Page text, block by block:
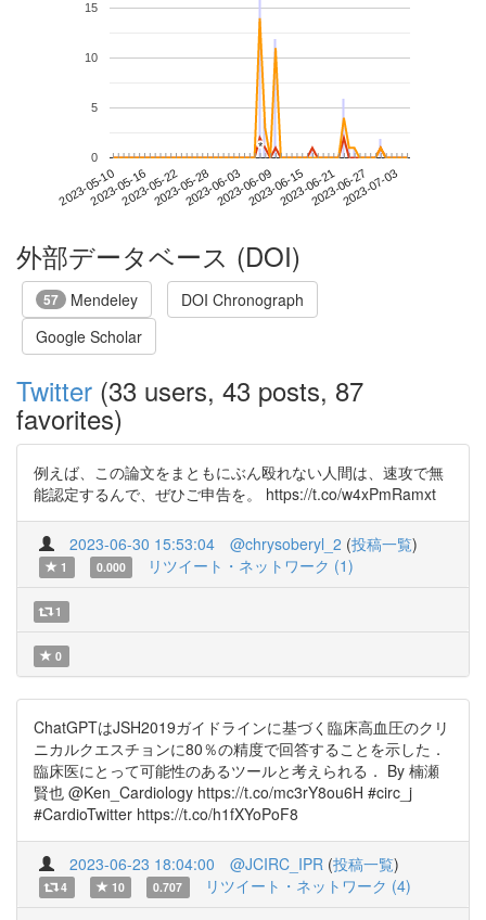
2023-05-102023-05-162023-05-222023-05-282023-06-032023-06-092023-06-152023-06-212023-06-272023-07-03
0
5
10
15
*
*
外部データベース (DOI)
57 Mendeley
DOI Chronograph
Google Scholar
Twitter (33 users, 43 posts, 87
favorites)
例えば、この論文をまともにぶん殴れない人間は、速攻で無
能認定するんで、ぜひご申告を。 https://t.co/w4xPmRamxt
2023-06-30 15:53:04 @chrysoberyl_2 (投稿一覧)
1 0.000 リツイート・ネットワーク (1)
1
0
ChatGPTはJSH2019ガイドラインに基づく臨床高血圧のクリ
ニカルクエスチョンに80％の精度で回答することを示した．
臨床医にとって可能性のあるツールと考えられる． By 楠瀬
賢也 @Ken_Cardiology https://t.co/mc3rY8ou6H #circ_j
#CardioTwitter https://t.co/h1fXYoPoF8
2023-06-23 18:04:00 @JCIRC_IPR (投稿一覧)
4 10 0.707 リツイート・ネットワーク (4)